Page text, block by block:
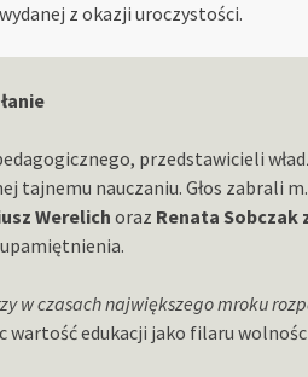
z okazji uroczystości.
przedstawicieli
tajnemu nauczaniu. Głos zabrali
Werelichoraz Renata Sobczak
w czasach największego mroku
wartość edukacji jako filaru